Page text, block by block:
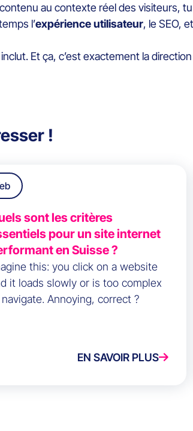
au contexte réel des visiteurs,
l’expérience utilisateur, le SEO,
Et ça, c’est exactement la
!
sont les critères
pour un site internet
en Suisse ?
this: you click on a website
it loads slowly or is too complex
Annoying, correct ?
EN SAVOIR PLUS